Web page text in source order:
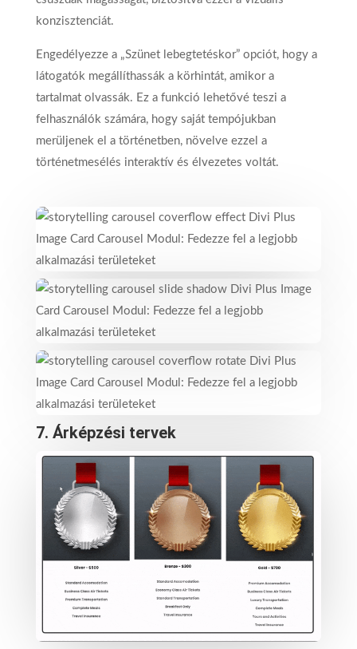
konzisztenciát.
Engedélyezze a „Szünet lebegtetéskor” opciót, hogy a
látogatók megállíthassák a körhintát, amikor a
tartalmat olvassák. Ez a funkció lehetővé teszi a
felhasználók számára, hogy saját tempójukban
merüljenek el a történetben, növelve ezzel a
történetmesélés interaktív és élvezetes voltát.
7. Árképzési tervek